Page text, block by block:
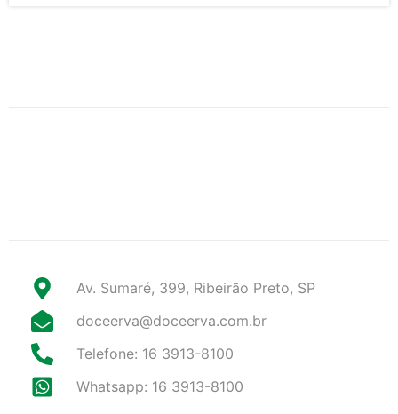
Av. Sumaré, 399, Ribeirão Preto, SP
doceerva@doceerva.com.br
Telefone: 16 3913-8100
Whatsapp: 16 3913-8100